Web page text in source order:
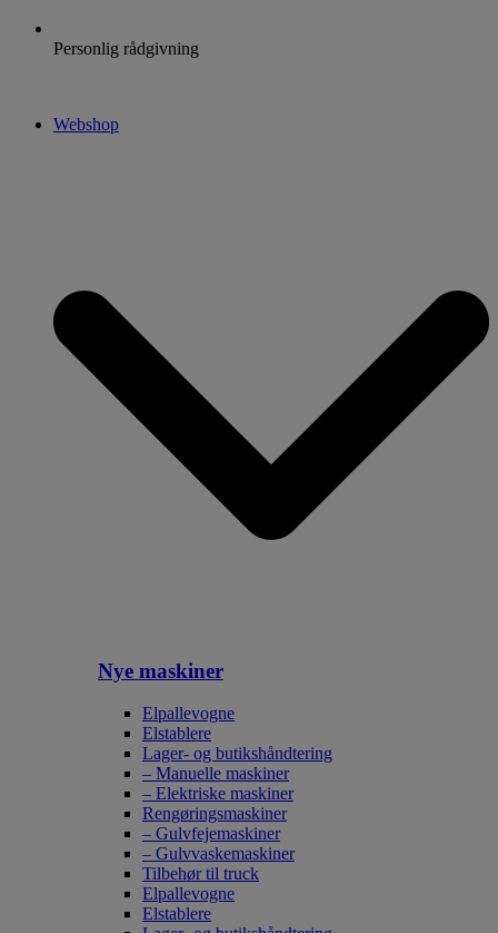
Personlig rådgivning
Webshop
Nye maskiner
Elpallevogne
Elstablere
Lager- og butikshåndtering
– Manuelle maskiner
– Elektriske maskiner
Rengøringsmaskiner
– Gulvfejemaskiner
– Gulvvaskemaskiner
Tilbehør til truck
Elpallevogne
Elstablere